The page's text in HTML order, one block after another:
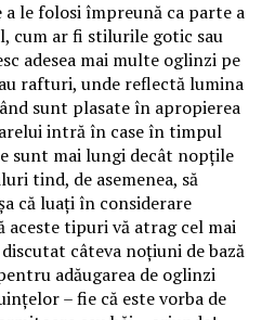
le folosi împreună ca parte a
cum ar fi stilurile gotic sau
adesea mai multe oglinzi pe
rafturi, unde reflectă lumina
sunt plasate în apropierea
intră în case în timpul
sunt mai lungi decât nopțile
tind, de asemenea, să
că luați în considerare
aceste tipuri vă atrag cel mai
câteva noțiuni de bază
adăugarea de oglinzi
– fie că este vorba de